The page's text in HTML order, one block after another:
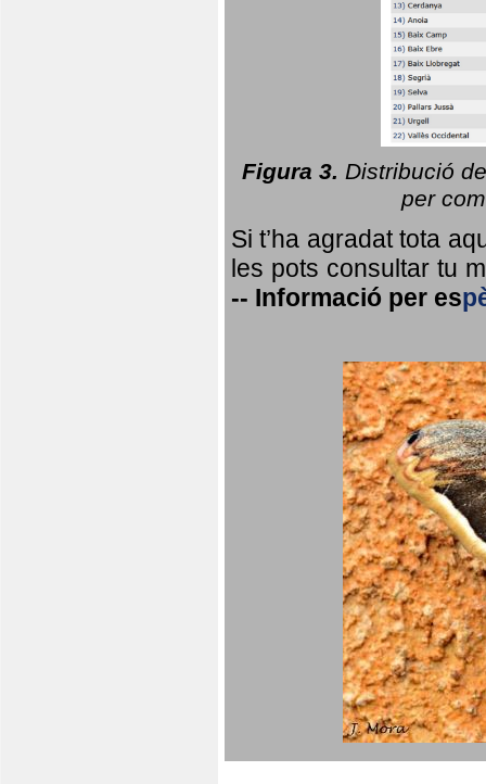
Figura 3. Distribució
per
Si t’ha agradat tota
les pots consultar tu
-- Informació per es